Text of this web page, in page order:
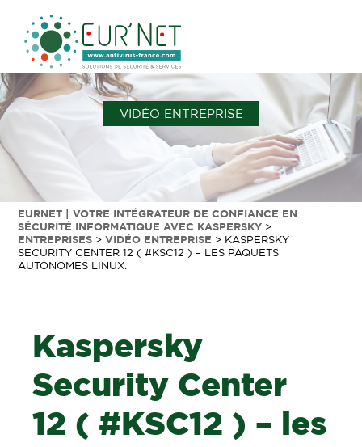
VIDÉO ENTREPRISE
EURNET | VOTRE INTÉGRATEUR DE CONFIANCE EN
SÉCURITÉ INFORMATIQUE AVEC KASPERSKY >
ENTREPRISES >VIDÉO ENTREPRISE > KASPERSKY
SECURITY CENTER 12 ( #KSC12 ) – LES PAQUETS
AUTONOMES LINUX.
Kaspersky
Security Center
12 ( #KSC12 ) – les